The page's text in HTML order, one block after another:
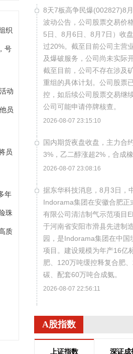
织
号
动
员
员
年
珠
质
8天7板高争民爆(002827)8
波动公告，公司股票交易价
5日、8月6日、8月7日）收
过20%。截至目前公司主营
及爆破服务，公司尚未实际
截至目前，公司不存在涉及
重组的具体计划。公司股票
控，如后续公司股票交易继
公司可能申请停牌核查。
2026-08-07 23:15:10
国内期货夜盘收盘，主力合
3%，乙二醇涨超2%，合成橡
2026-08-07 23:08:16
据东华科技消息，8月3日，
Indorama集团在安徽合肥正
有限公司清洁制气示范项目
于河南省安阳市滑县先进制
园，是Indorama集团在中国
项目。建设规模为年产16亿
肥、120万吨缓控释复合肥
碳、配套60万吨合成氨。
2026-08-07 22:56:11
800MPa级增强成形性稀土
品采用“稀土净化钢质+纳米
高强度、高塑性与优异的扩
A股指数
上证指数 深证成